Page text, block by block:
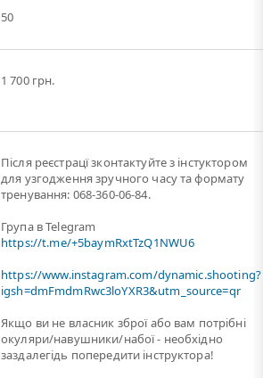
50
1 700 грн.
Після реєстрацї зконтактуйте з інстуктором
для узгодження зручного часу та формату
тренування: 068-360-06-84.
Група в Telegram
https://t.me/+5baymRxtTzQ1NWU6
https://www.instagram.com/dynamic.shooting?
igsh=dmFmdmRwc3loYXR3&utm_source=qr
Якщо ви не власник зброї або вам потрiбнi
окуляри/навушники/набої - необхідно
заздалегідь попередити інструктора!